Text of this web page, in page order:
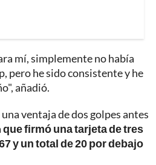
mí, simplemente no había
pero he sido consistente y he
añadió.
ventaja de dos golpes antes
que firmó una tarjeta de tres
y un total de 20 por debajo